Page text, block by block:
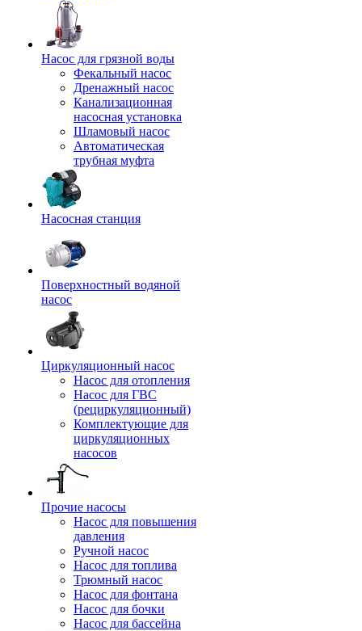
Насос для грязной воды
Фекальный насос
Дренажный насос
Канализационная
насосная установка
Шламовый насос
Автоматическая
трубная муфта
Насосная станция
Поверхностный водяной
насос
Циркуляционный насос
Насос для отопления
Насос для ГВС
(рециркуляционный)
Комплектующие для
циркуляционных
насосов
Прочие насосы
Насос для повышения
давления
Ручной насос
Насос для топлива
Трюмный насос
Насос для фонтана
Насос для бочки
Насос для бассейна